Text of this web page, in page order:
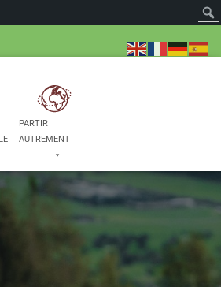
PARTIR
AUTREMENT